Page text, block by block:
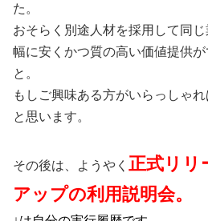
た。
おそらく別途人材を採用して同
幅に安くかつ質の高い価値提供
と。
もしご興味ある方がいらっしゃ
と思います。
その後は、ようやく 正式リリ
アップの利用説明会。